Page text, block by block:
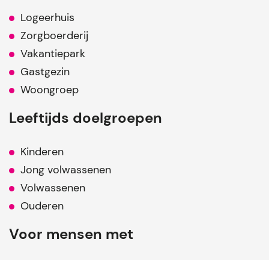
Logeerhuis
Zorgboerderij
Vakantiepark
Gastgezin
Woongroep
Leeftijds doelgroepen
Kinderen
Jong volwassenen
Volwassenen
Ouderen
Voor mensen met